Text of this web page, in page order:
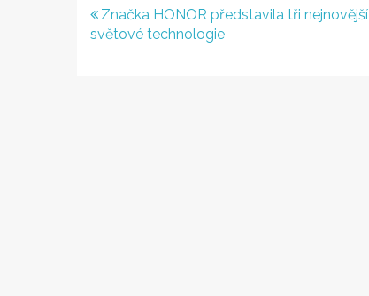
Navigace
pro
Značka HONOR představila tři nejnovější
světové technologie